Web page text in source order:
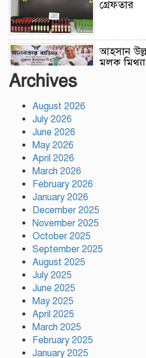
গ্রেফতার
আহসান
মূলক
Archives
August 2026
July 2026
June 2026
May 2026
April 2026
March 2026
February 2026
January 2026
December 2025
November 2025
October 2025
September 2025
August 2025
July 2025
June 2025
May 2025
April 2025
March 2025
February 2025
January 2025